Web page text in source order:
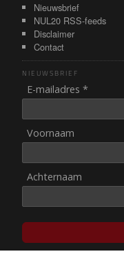
Nieuwsbrief
NUL20 RSS-feeds
Disclaimer
Contact
NIEUWSBRIEF
E-mailadres *
Voornaam
Achternaam